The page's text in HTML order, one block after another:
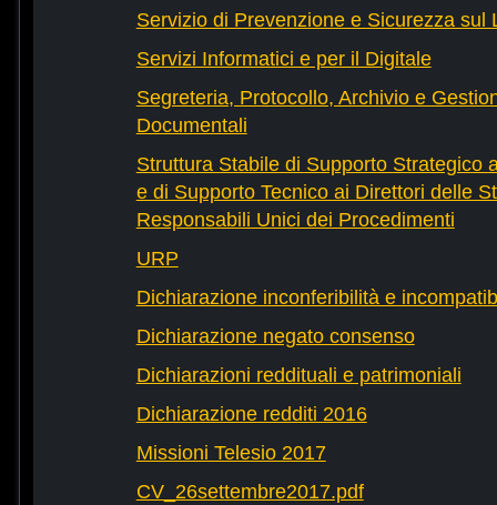
Servizio di Prevenzione e Sicurezza sul
Servizi Informatici e per il Digitale
Segreteria, Protocollo, Archivio e
Documentali
Struttura Stabile di Supporto Strategico
e di Supporto Tecnico ai Direttori delle
Responsabili Unici dei Procedimenti
URP
Dichiarazione inconferibilità e
Dichiarazione negato consenso
Dichiarazioni reddituali e patrimoniali
Dichiarazione redditi 2016
Missioni Telesio 2017
CV_26settembre2017.pdf